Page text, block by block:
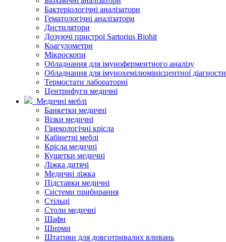
Бактеріологічні аналізатори
Гематологічні аналізатори
Дистилятори
Дозуючі пристрої Sartorius Biohit
Коагулометри
Мікроскопи
Обладнання для імуноферментного аналізу
Обладнання для імунохемілюмінісцентної
Термостати лабораторні
Центрифуги медичні
Медичні меблі
Банкетки медичні
Візки медичні
Гінекологічні крісла
Кабінетні меблі
Крісла медичні
Кушетки медичні
Ліжка дитячі
Медичні ліжка
Підставки медичні
Системи прибирання
Стільці
Столи медичні
Шафи
Ширми
Штативи для довготривалих вливань